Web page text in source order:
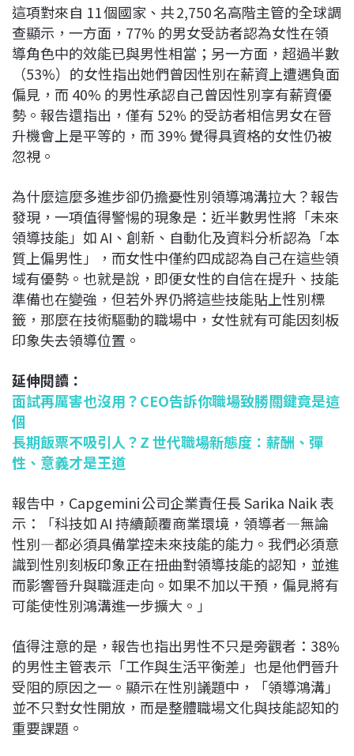
這項對來自 11 個國家、共 2,750 名高階主管的全球調
查顯示，一方面，77% 的男女受訪者認為女性在領
導角色中的效能已與男性相當；另一方面，超過半數
（53%）的女性指出她們曾因性別在薪資上遭遇負面
偏見，而 40% 的男性承認自己曾因性別享有薪資優
勢。報告還指出，僅有 52% 的受訪者相信男女在晉
升機會上是平等的，而 39% 覺得具資格的女性仍被
忽視。
為什麼這麼多進步卻仍擔憂性別領導鴻溝拉大？報告
發現，一項值得警惕的現象是：近半數男性將「未來
領導技能」如 AI、創新、自動化及資料分析認為「本
質上偏男性」，而女性中僅約四成認為自己在這些領
域有優勢。也就是說，即便女性的自信在提升、技能
準備也在變強，但若外界仍將這些技能貼上性別標
籤，那麼在技術驅動的職場中，女性就有可能因刻板
印象失去領導位置。
延伸閱讀：
面試再厲害也沒用？CEO告訴你職場致勝關鍵竟是這
個
長期飯票不吸引人？Z 世代職場新態度：薪酬、彈
性、意義才是王道
報告中，Capgemini 公司企業責任長 Sarika Naik 表
示：「科技如 AI 持續颠覆商業環境，領導者—無論
性別—都必須具備掌控未來技能的能力。我們必須意
識到性別刻板印象正在扭曲對領導技能的認知，並進
而影響晉升與職涯走向。如果不加以干預，偏見將有
可能使性別鴻溝進一步擴大。」
值得注意的是，報告也指出男性不只是旁觀者：38%
的男性主管表示「工作與生活平衡差」也是他們晉升
受阻的原因之一。顯示在性別議題中，「領導鴻溝」
並不只對女性開放，而是整體職場文化與技能認知的
重要課題。